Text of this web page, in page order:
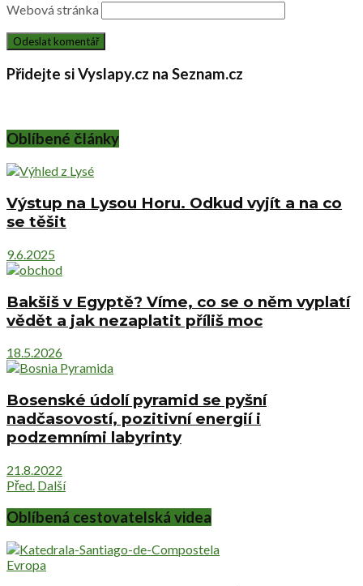
Webová stránka
Přidejte si Vyslapy.cz na Seznam.cz
Oblíbené články
Výstup na Lysou Horu. Odkud vyjít a na co
se těšit
9.6.2025
Bakšiš v Egyptě? Víme, co se o něm vyplatí
vědět a jak nezaplatit příliš moc
18.5.2026
Bosenské údolí pyramid se pyšní
nadčasovostí, pozitivní energií i
podzemními labyrinty
21.8.2022
Před. Další
Oblíbená cestovatelská videa
Evropa